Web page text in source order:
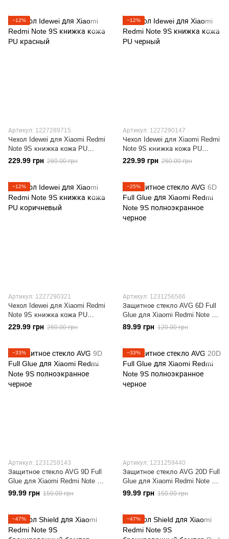
−12%
Артикул: 1227289715
Чехол Idewei для Xiaomi Redmi
Note 9S книжка кожа PU
красный
229.99 грн 260.00 грн
−12%
Артикул: 1227290147
Чехол Idewei для Xiaomi Redmi
Note 9S книжка кожа PU
черный
229.99 грн 260.00 грн
−12%
Артикул: 1227290321
Чехол Idewei для Xiaomi Redmi
Note 9S книжка кожа PU
коричневый
229.99 грн 260.00 грн
−25%
Артикул: 1231256566
Защитное стекло AVG 6D Full
Glue для Xiaomi Redmi Note 9S
полноэкранное черное
89.99 грн 120.00 грн
−33%
Артикул: 1231259143
Защитное стекло AVG 9D Full
Glue для Xiaomi Redmi Note 9S
полноэкранное черное
99.99 грн 150.00 грн
−33%
Артикул: 1231259440
Защитное стекло AVG 20D Full
Glue для Xiaomi Redmi Note 9S
полноэкранное черное
99.99 грн 150.00 грн
−47% −47%